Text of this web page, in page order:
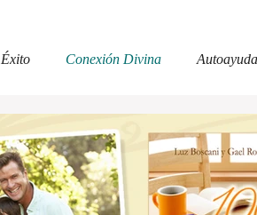
Éxito Conexión Divina Autoayuda
Alimentación consciente Bienestar